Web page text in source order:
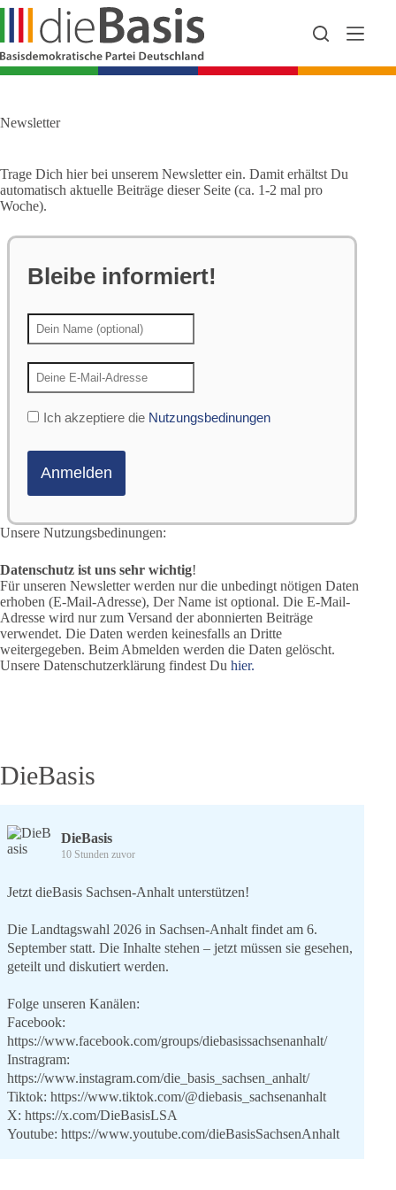
Zum
springen
Newsletter
Trage Dich hier bei unserem Newsletter ein. Damit erhältst Du
automatisch aktuelle Beiträge dieser Seite (ca. 1-2 mal pro
Woche).
Bleibe informiert!
Ich akzeptiere die Nutzungsbedinungen
Unsere Nutzungsbedinungen:
Datenschutz ist uns sehr wichtig!
Für unseren Newsletter werden nur die unbedingt nötigen Daten
erhoben (E-Mail-Adresse), Der Name ist optional. Die E-Mail-
Adresse wird nur zum Versand der abonnierten Beiträge
verwendet. Die Daten werden keinesfalls an Dritte
weitergegeben. Beim Abmelden werden die Daten gelöscht.
Unsere Datenschutzerklärung findest Du hier.
DieBasis
DieBasis
10 Stunden zuvor
Jetzt dieBasis Sachsen-Anhalt unterstützen!
Die Landtagswahl 2026 in Sachsen-Anhalt findet am 6.
September statt. Die Inhalte stehen – jetzt müssen sie gesehen,
geteilt und diskutiert werden.
Folge unseren Kanälen:
Facebook:
https://www.facebook.com/groups/diebasissachsenanhalt/
Instragram:
https://www.instagram.com/die_basis_sachsen_anhalt/
Tiktok: https://www.tiktok.com/@diebasis_sachsenanhalt
X: https://x.com/DieBasisLSA
Youtube: https://www.youtube.com/dieBasisSachsenAnhalt